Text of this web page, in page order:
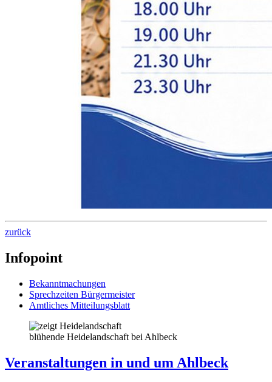
zurück
Infopoint
Bekanntmachungen
Sprechzeiten Bürgermeister
Amtliches Mitteilungsblatt
blühende Heidelandschaft bei Ahlbeck
Veranstaltungen in und um Ahlbeck